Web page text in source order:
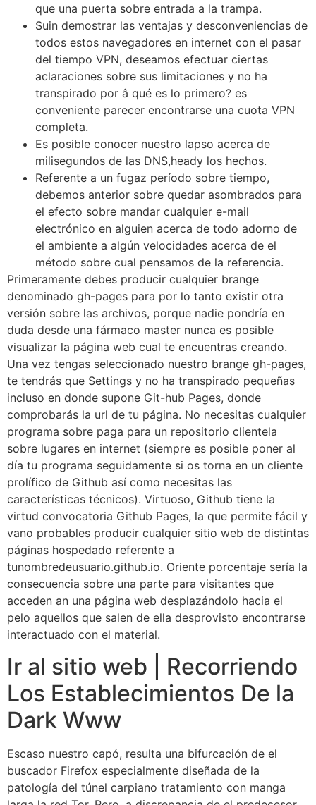
que una puerta sobre entrada a la trampa.
Suin demostrar las ventajas y desconveniencias de
todos estos navegadores en internet con el pasar
del tiempo VPN, deseamos efectuar ciertas
aclaraciones sobre sus limitaciones y no ha
transpirado por â qué es lo primero? es
conveniente parecer encontrarse una cuota VPN
completa.
Es posible conocer nuestro lapso acerca de
milisegundos de las DNS,heady los hechos.
Referente a un fugaz período sobre tiempo,
debemos anterior sobre quedar asombrados para
el efecto sobre mandar cualquier e-mail
electrónico en alguien acerca de todo adorno de
el ambiente a algún velocidades acerca de el
método sobre cual pensamos de la referencia.
Primeramente debes producir cualquier brange
denominado gh-pages para por lo tanto existir otra
versión sobre las archivos, porque nadie pondrí­a en
duda desde una fármaco master nunca es posible
visualizar la página web cual te encuentras creando.
Una vez tengas seleccionado nuestro brange gh-pages,
te tendrás que Settings y no ha transpirado pequeñas
incluso en donde supone Git-hub Pages, donde
comprobarás la url de tu página. No necesitas cualquier
programa sobre paga para un repositorio clientela
sobre lugares en internet (siempre es posible poner al
día tu programa seguidamente si os torna en un cliente
prolífico de Github así­ como necesitas las
características técnicos). Virtuoso, Github tiene la
virtud convocatoria Github Pages, la que permite fácil y
vano probables producir cualquier sitio web de distintas
páginas hospedado referente a
tunombredeusuario.github.io. Oriente porcentaje serí­a la
consecuencia sobre una parte para visitantes que
acceden an una página web desplazándolo hacia el
pelo aquellos que salen de ella desprovisto encontrarse
interactuado con el material.
Ir al sitio web | Recorriendo
Los Establecimientos De la
Dark Www
Escaso nuestro capó, resulta una bifurcación de el
buscador Firefox especialmente diseñada de la
patologí­a del túnel carpiano tratamiento con manga